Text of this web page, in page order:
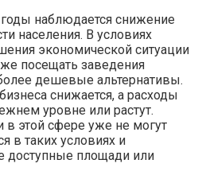
наблюдается снижение
населения. В условиях
экономической ситуации
посещать заведения
дешевые альтернативы.
снижается, а расходы
уровне или растут.
в этой сфере уже не могут
в таких условиях и
доступные площади или